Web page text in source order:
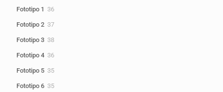
Fototipo 1 3636
Fototipo 2 3737
Fototipo 3 3838
Fototipo 4 3636
Fototipo 5 3535
Fototipo 6 3535